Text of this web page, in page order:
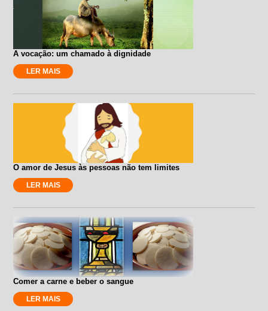
A vocação: um chamado à dignidade
LER MAIS
O amor de Jesus às pessoas não tem limites
LER MAIS
Comer a carne e beber o sangue
LER MAIS